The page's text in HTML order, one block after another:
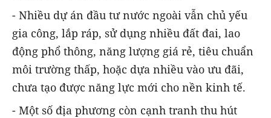
- Nhiều dự án đầu tư nước ngoài vẫn chủ yếu
gia công, lắp ráp, sử dụng nhiều đất đai, lao
động phổ thông, năng lượng giá rẻ, tiêu chuẩn
môi trường thấp, hoặc dựa nhiều vào ưu đãi,
chưa tạo được năng lực mới cho nền kinh tế.
- Một số địa phương còn cạnh tranh thu hút